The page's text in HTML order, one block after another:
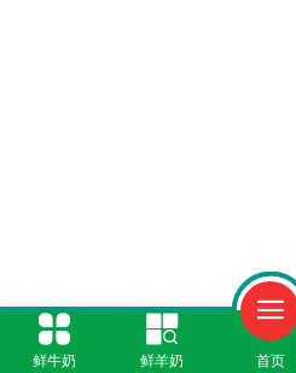
鲜牛奶 鲜羊奶 首页